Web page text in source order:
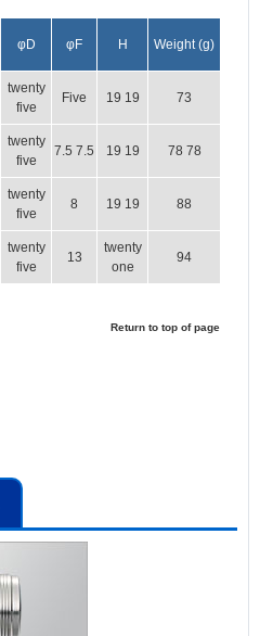
φD φF H Weight (g)
twenty
five
Five 19 19 73
twenty
five
7.5 7.5 19 19 78 78
twenty
five
8 19 19 88
twenty
five
13
twenty
one
94
Return to top of page